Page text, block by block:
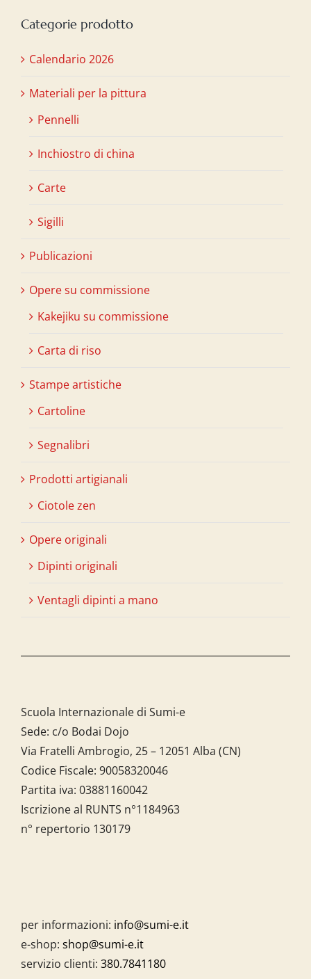
Categorie prodotto
Calendario 2026
Materiali per la pittura
Pennelli
Inchiostro di china
Carte
Sigilli
Publicazioni
Opere su commissione
Kakejiku su commissione
Carta di riso
Stampe artistiche
Cartoline
Segnalibri
Prodotti artigianali
Ciotole zen
Opere originali
Dipinti originali
Ventagli dipinti a mano
Scuola Internazionale di Sumi-e
Sede: c/o Bodai Dojo
Via Fratelli Ambrogio, 25 – 12051 Alba (CN)
Codice Fiscale: 90058320046
Partita iva: 03881160042
Iscrizione al RUNTS n°1184963
n° repertorio 130179
per informazioni: info@sumi-e.it
e-shop: shop@sumi-e.it
servizio clienti: 380.7841180